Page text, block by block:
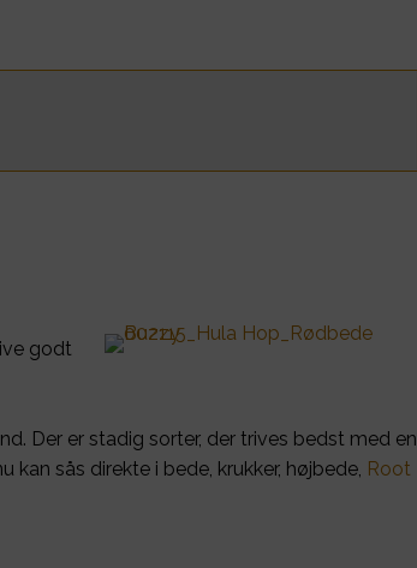
godt
Der er stadig sorter, der trives bedst med en
sås direkte i bede, krukker, højbede, Root